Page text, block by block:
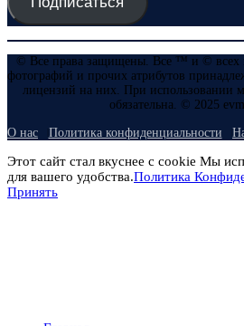
© Все права защищены. Все ™ и © всех
фотографий и прочих атрибутов
лицензий на них. При использовании
обязательна. © 2025
О нас Политика конфиденциальности
Этот сайт стал вкуснее с cookie Мы
для вашего удобства.Политика
Принять